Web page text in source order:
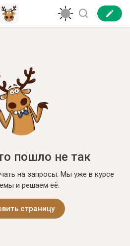
пошло не так
на запросы. Мы уже в курсе
и решаем её.
страницу